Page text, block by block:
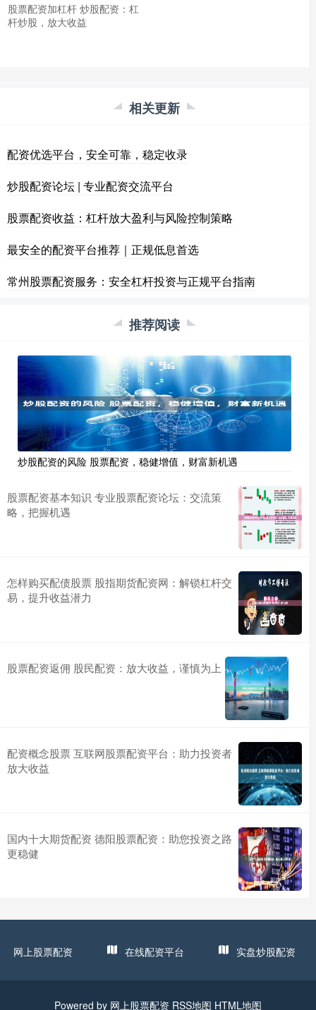
股票配资加杠杆 炒股配资：杠
杆炒股，放大收益
相关更新
配资优选平台，安全可靠，稳定收录
炒股配资论坛 | 专业配资交流平台
股票配资收益：杠杆放大盈利与风险控制策略
最安全的配资平台推荐｜正规低息首选
常州股票配资服务：安全杠杆投资与正规平台指南
推荐阅读
炒股配资的风险 股票配资，稳健增值，财富新机遇
股票配资基本知识 专业股票配资论坛：交流策
略，把握机遇
怎样购买配债股票 股指期货配资网：解锁杠杆交
易，提升收益潜力
股票配资返佣 股民配资：放大收益，谨慎为上
配资概念股票 互联网股票配资平台：助力投资者
放大收益
国内十大期货配资 德阳股票配资：助您投资之路
更稳健
网上股票配资 在线配资平台 实盘炒股配资
Powered by 网上股票配资 RSS地图 HTML地图